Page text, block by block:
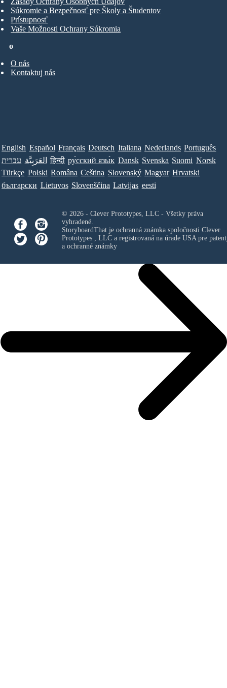
o
O nás
Kontaktuj nás
Súkromie a Bezpečnosť pre Školy a Študentov
Prístupnosť
Vaše Možnosti Ochrany Súkromia
English Español Français Deutsch Italiana Nederlands Português
עברית العَرَبِيَّة हिन्दी ру́сский язы́к Dansk Svenska Suomi Norsk
Türkçe Polski Româna Ceština Slovenský Magyar Hrvatski
български Lietuvos Slovenščina Latvijas eesti
© 2026 - Clever Prototypes, LLC - Všetky práva
vyhradené.
StoryboardThat je ochranná známka spoločnosti Clever
Prototypes , LLCa registrovaná na úrade USA pre
a ochranné známky